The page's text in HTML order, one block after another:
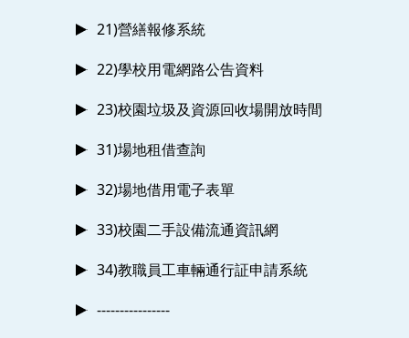
21)營繕報修系統
22)學校用電網路公告資料
23)校園垃圾及資源回收場開放時間
31)場地租借查詢
32)場地借用電子表單
33)校園二手設備流通資訊網
34)教職員工車輛通行証申請系統
----------------